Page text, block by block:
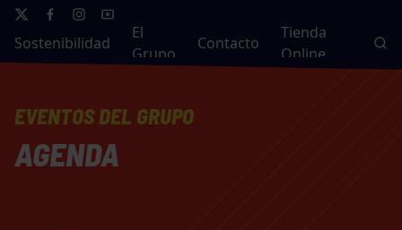
Sostenibilidad
El
Grupo
Contacto
Tienda
Online
EVENTOS DEL GRUPO
AGENDA